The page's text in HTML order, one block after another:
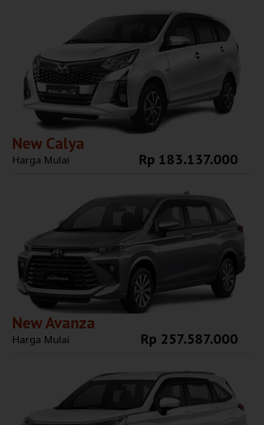
New Calya
Harga Mulai Rp 183.137.000
New Avanza
Harga Mulai Rp 257.587.000